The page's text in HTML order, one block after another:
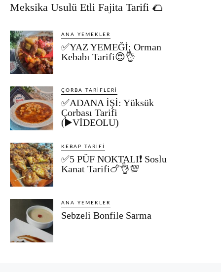
Meksika Usulü Etli Fajita Tarifi 🌮
ANA YEMEKLER
✅YAZ YEMEĞİ: Orman
Kebabı Tarifi😍👌
ÇORBA TARIFLERI
✅ADANA İŞİ: Yüksük
Çorbası Tarifi
(▶️VİDEOLU)
KEBAP TARIFI
✅5 PÜF NOKTALI❗ Soslu
Kanat Tarifi🍗👌💯
ANA YEMEKLER
Sebzeli Bonfile Sarma